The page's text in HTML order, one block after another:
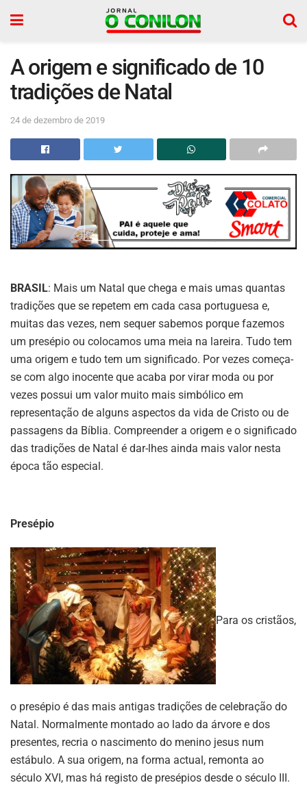
A origem e significado de 10
tradições de Natal
24 de dezembro de 2019
BRASIL: Mais um Natal que chega e mais umas quantas
tradições que se repetem em cada casa portuguesa e,
muitas das vezes, nem sequer sabemos porque fazemos
um presépio ou colocamos uma meia na lareira. Tudo tem
uma origem e tudo tem um significado. Por vezes começa-
se com algo inocente que acaba por virar moda ou por
vezes possui um valor muito mais simbólico em
representação de alguns aspectos da vida de Cristo ou de
passagens da Bíblia. Compreender a origem e o significado
das tradições de Natal é dar-lhes ainda mais valor nesta
época tão especial.
Presépio
Para os cristãos,
o presépio é das mais antigas tradições de celebração do
Natal. Normalmente montado ao lado da árvore e dos
presentes, recria o nascimento do menino jesus num
estábulo. A sua origem, na forma actual, remonta ao
século XVI, mas há registo de presépios desde o século III.